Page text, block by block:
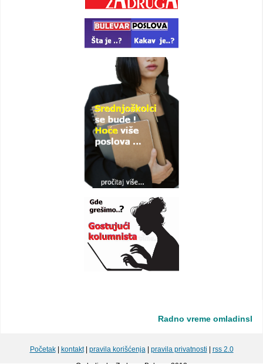
Radno vreme omladinske
Početak| kontakt| pravila korišćenja| pravila privatnosti
rss 2.0